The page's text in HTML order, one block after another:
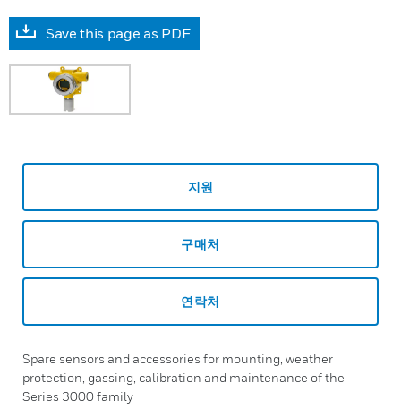
Save this page as PDF
지원
구매처
연락처
Spare sensors and accessories for mounting, weather
protection, gassing, calibration and maintenance of the
Series 3000 family